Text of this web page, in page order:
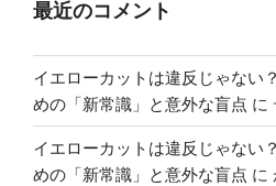
最近のコメント
イエローカットは違反じゃない
めの「新常識」と意外な盲点 に
イエローカットは違反じゃない
めの「新常識」と意外な盲点 に